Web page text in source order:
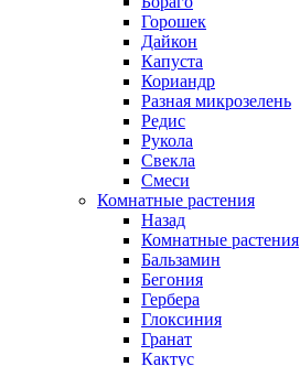
Горошек
Дайкон
Капуста
Кориандр
Разная микрозелень
Редис
Рукола
Свекла
Смеси
Комнатные растения
Назад
Комнатные растения
Бальзамин
Бегония
Гербера
Глоксиния
Гранат
Кактус